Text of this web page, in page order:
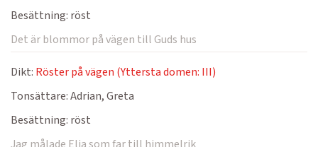
Besättning: röst
Det är blommor på vägen till Guds hus
Dikt: Röster på vägen (Yttersta domen: III)
Tonsättare:Adrian, Greta
Besättning: röst